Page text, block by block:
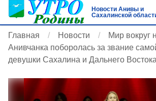
Новости Анивы и
Сахалинской
Главная Новости
Мир вокруг
Анивчанка поборолась за звание
девушки Сахалина и Дальнего Востока